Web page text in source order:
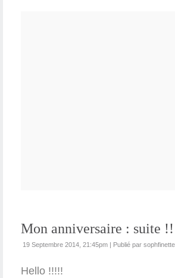
Mon anniversaire : suite
19 Septembre 2014, 21:45pm | Publié par sophfinette
Hello !!!!!